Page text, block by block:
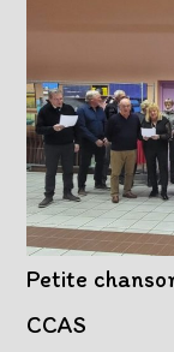
Petite
CCAS